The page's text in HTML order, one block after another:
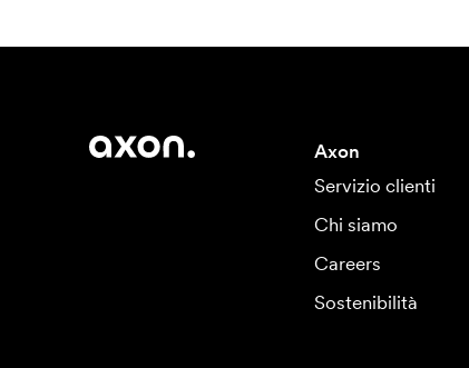
Axon
Servizio clienti
Chi siamo
Careers
Sostenibilità